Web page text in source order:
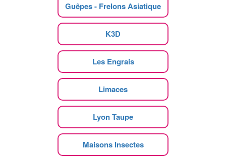
Guêpes - Frelons Asiatique
K3D
Les Engrais
Limaces
Lyon Taupe
Maisons Insectes